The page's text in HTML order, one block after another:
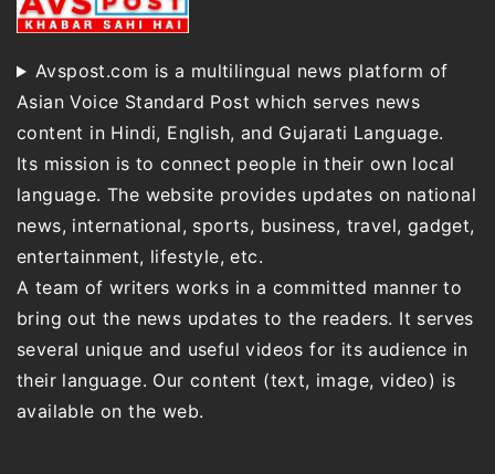
Avspost.com is a multilingual news platform of
Asian Voice Standard Post which serves news
content in Hindi, English, and Gujarati Language.
Its mission is to connect people in their own local
language. The website provides updates on national
news, international, sports, business, travel, gadget,
entertainment, lifestyle, etc.
A team of writers works in a committed manner to
bring out the news updates to the readers. It serves
several unique and useful videos for its audience in
their language. Our content (text, image, video) is
available on the web.